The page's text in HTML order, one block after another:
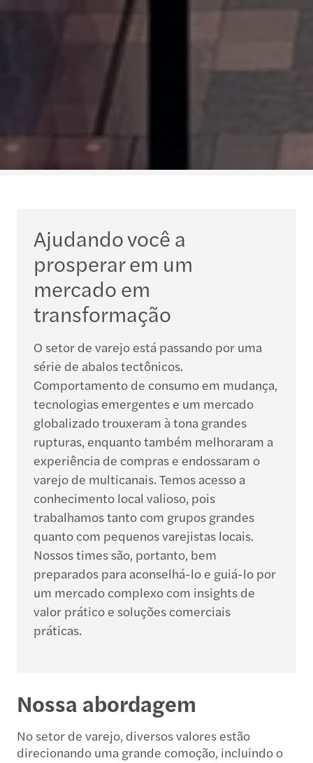
Ajudando você a
prosperar em um
mercado em
transformação
O setor de varejo está passando por uma
série de abalos tectônicos.
Comportamento de consumo em mudança,
tecnologias emergentes e um mercado
globalizado trouxeram à tona grandes
rupturas, enquanto também melhoraram a
experiência de compras e endossaram o
varejo de multicanais. Temos acesso a
conhecimento local valioso, pois
trabalhamos tanto com grupos grandes
quanto com pequenos varejistas locais.
Nossos times são, portanto, bem
preparados para aconselhá-lo e guiá-lo por
um mercado complexo com insights de
valor prático e soluções comerciais
práticas.
Nossa abordagem
No setor de varejo, diversos valores estão
direcionando uma grande comoção, incluindo o